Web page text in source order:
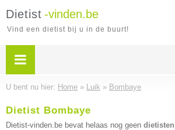
Dietist -vinden.be
Vind een dietist bij u in de buurt!
U bent nu hier: Home » Luik » Bombaye
Dietist Bombaye
Dietist-vinden.be bevat helaas nog geen